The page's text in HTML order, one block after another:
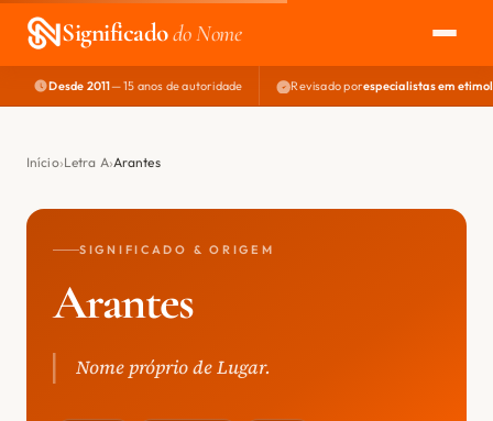
Significadodo Nome
EXPLORAR
NOME PERFEITO
Desde 2011— 15 anos de autoridade Revisado porespecialistas em
Início Letra A Arantes
SIGNIFICADO & ORIGEM
Arantes
Nome próprio de Lugar.